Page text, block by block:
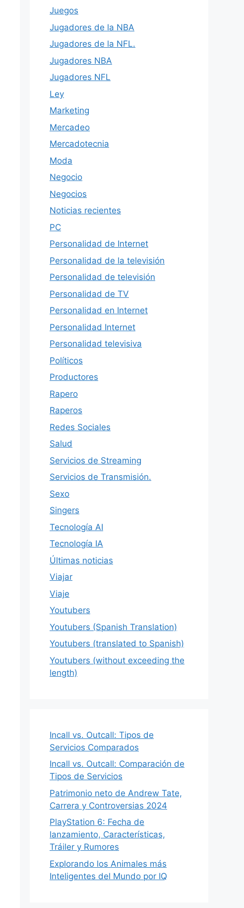
Juegos
Jugadores de la NBA
Jugadores de la NFL.
Jugadores NBA
Jugadores NFL
Ley
Marketing
Mercadeo
Mercadotecnia
Moda
Negocio
Negocios
Noticias recientes
PC
Personalidad de Internet
Personalidad de la televisión
Personalidad de televisión
Personalidad de TV
Personalidad en Internet
Personalidad Internet
Personalidad televisiva
Políticos
Productores
Rapero
Raperos
Redes Sociales
Salud
Servicios de Streaming
Servicios de Transmisión.
Sexo
Singers
Tecnología AI
Tecnología IA
Últimas noticias
Viajar
Viaje
Youtubers
Youtubers (Spanish Translation)
Youtubers (translated to Spanish)
Youtubers (without exceeding the
length)
Incall vs. Outcall: Tipos de
Servicios Comparados
Incall vs. Outcall: Comparación de
Tipos de Servicios
Patrimonio neto de Andrew Tate,
Carrera y Controversias 2024
PlayStation 6: Fecha de
lanzamiento, Características,
Tráiler y Rumores
Explorando los Animales más
Inteligentes del Mundo por IQ